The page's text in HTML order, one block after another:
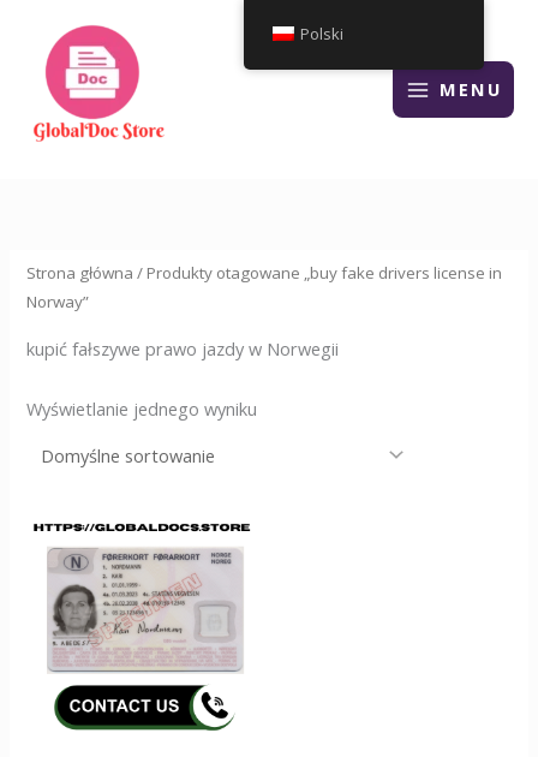
MENU
Strona główna / Produkty otagowane „buy fake drivers license in
Norway”
kupić fałszywe prawo jazdy w Norwegii
Wyświetlanie jednego wyniku
Polski